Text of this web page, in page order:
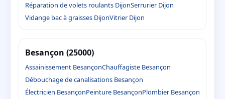
Réparation de volets roulants DijonSerrurier Dijon
Vidange bac à graisses DijonVitrier Dijon
Besançon (25000)
Assainissement BesançonChauffagiste Besançon
Débouchage de canalisations Besançon
Électricien BesançonPeinture BesançonPlombier Besançon